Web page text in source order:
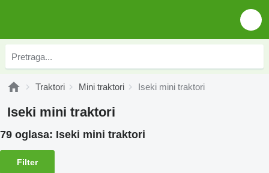
Traktori Mini traktori Iseki mini traktori
Iseki mini traktori
79 oglasa: Iseki mini traktori
Filter